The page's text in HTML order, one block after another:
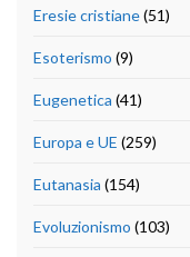
Eresie cristiane(51)
Esoterismo (9)
Eugenetica (41)
Europa e UE (259)
Eutanasia (154)
Evoluzionismo (103)